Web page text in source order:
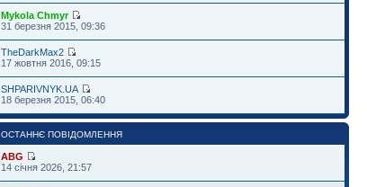
Mykola Chmyr
31 березня 2015, 09:36
TheDarkMax2
17 жовтня 2016, 09:15
SHPARIVNYK.UA
18 березня 2015, 06:40
ОСТАННЄ ПОВІДОМЛЕННЯ
ABG
14 січня 2026, 21:57